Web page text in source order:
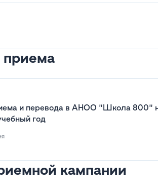
приема
и перевода в АНОО "Школа 800"
год
кампании